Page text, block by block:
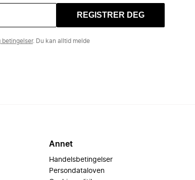
REGISTRER DEG
betingelser. Du kan alltid melde
Annet
Handelsbetingelser
Persondataloven